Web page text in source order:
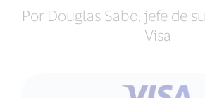
Por Douglas Sabo, jefe de
Visa